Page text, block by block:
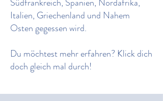
Italien, Griechenland und Nahem
Osten gegessen wird.
Du möchtest mehr erfahren? Klick dich
doch gleich mal durch!